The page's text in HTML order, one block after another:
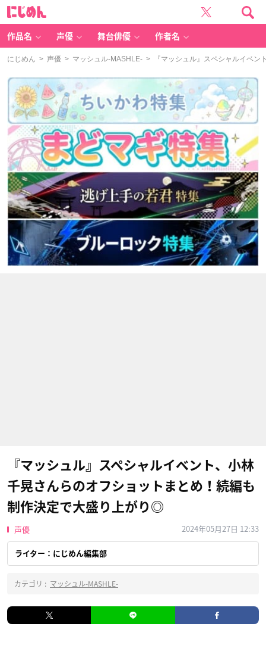
作品名 声優 舞台俳優 作者名
にじめん > 声優 > マッシュル-MASHLE- > 『マッシュル』スペシャルイベン
『マッシュル』スペシャルイベント、小林
千晃さんらのオフショットまとめ！続編も
制作決定で大盛り上がり◎
声優 2024年05月27日 12:33
ライター：にじめん編集部
カテゴリ : マッシュル-MASHLE-